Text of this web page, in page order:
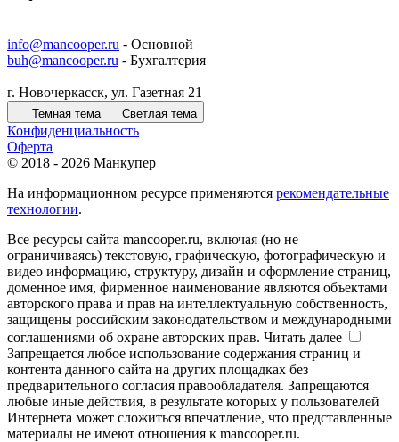
info@mancooper.ru - Основной
buh@mancooper.ru - Бухгалтерия
г. Новочеркасск, ул. Газетная 21
Темная тема Светлая тема
Конфиденциальность
Оферта
© 2018 - 2026 Манкупер
На информационном ресурсе применяются рекомендательные
технологии.
Все ресурсы сайта mancooper.ru, включая (но не
ограничиваясь) текстовую, графическую, фотографическую и
видео информацию, структуру, дизайн и оформление страниц,
доменное имя, фирменное наименование являются объектами
авторского права и прав на интеллектуальную собственность,
защищены российским законодательством и международными
соглашениями об охране авторских прав. Читать далее
Запрещается любое использование содержания страниц и
контента данного сайта на других площадках без
предварительного согласия правообладателя. Запрещаются
любые иные действия, в результате которых у пользователей
Интернета может сложиться впечатление, что представленные
материалы не имеют отношения к mancooper.ru.